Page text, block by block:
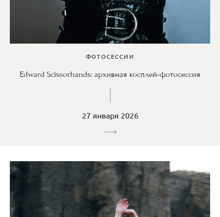
ФОТОСЕССИИ
Edward Scissorhands: архивная косплей-фотосессия
27 января 2026